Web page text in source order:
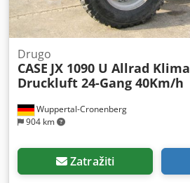
Wuppertal-Cronenberg
904 km
Drugo
CASE JX 1090 U Allrad Klima
Druckluft 24-Gang 40Km/h
Zatražiti